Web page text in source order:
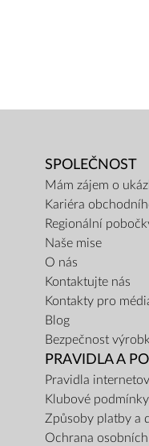
SPOLEČNOST
Mám zájem o
Kariéra
Regionální
Naše mise
O nás
Kontaktujte nás
Kontakty pro
Blog
Bezpečnost
PRAVIDLA A
Pravidla
Klubové
Způsoby platby a
Ochrana